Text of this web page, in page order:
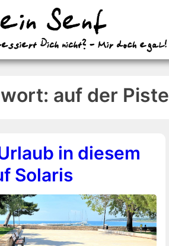
auf der Piste
in diesem
Solaris